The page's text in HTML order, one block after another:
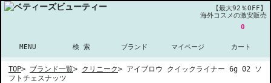
【最大92％OFF】
海外コスメの激安販売
MENU 検 索 ブランド マイページ
0
カート
TOP> ブランド一覧> クリニーク> アイブロウ クイックライナー 6g 02 ソ
フトチェスナッツ